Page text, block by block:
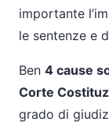
importante
le sentenze e
Ben 4 cause
Corte
grado di